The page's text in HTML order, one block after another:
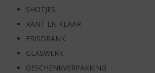
SHOTJES
KANT EN KLAAR
FRISDRANK
GLASWERK
GESCHENKVERPAKKING